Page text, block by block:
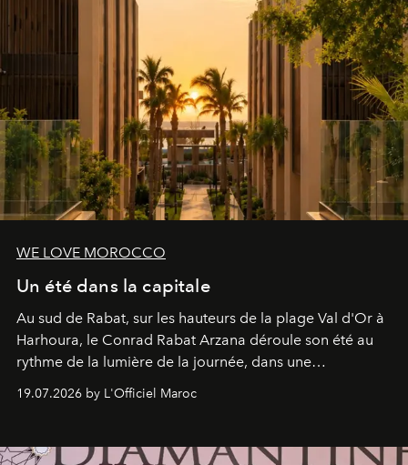
WE LOVE MOROCCO
Un été dans la capitale
Au sud de Rabat, sur les hauteurs de la plage Val d'Or à
Harhoura, le Conrad Rabat Arzana déroule son été au
rythme de la lumière de la journée, dans une
programmation pensée comme une succession de
rendez-vous avec l’océan.
19.07.2026 by L'Officiel Maroc